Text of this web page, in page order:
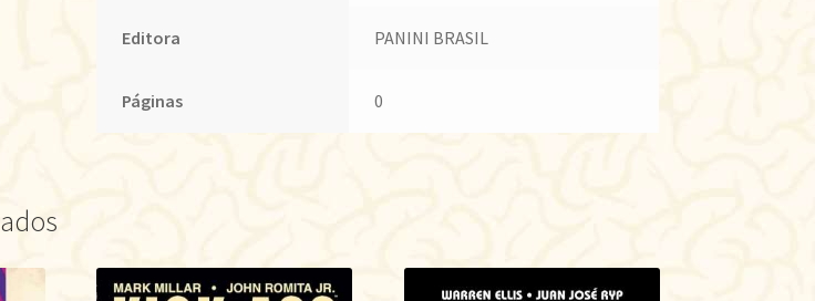
Editora PANINI BRASIL
Páginas 0